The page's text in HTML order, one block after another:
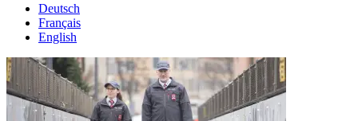
Deutsch
Français
English